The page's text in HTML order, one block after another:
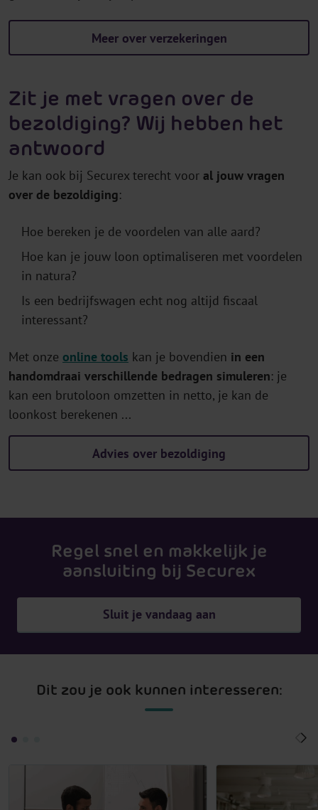
Meer over verzekeringen
Zit je met vragen over de
bezoldiging? Wij hebben het
antwoord
Je kan ook bij Securex terecht voor al jouw vragen
over de bezoldiging:
Hoe bereken je de voordelen van alle aard?
Hoe kan je jouw loon optimaliseren met voordelen
in natura?
Is een bedrijfswagen echt nog altijd fiscaal
interessant?
Met onze online tools kan je bovendien in een
handomdraai verschillende bedragen simuleren: je
kan een brutoloon omzetten in netto, je kan de
loonkost berekenen ...
Advies over bezoldiging
Regel snel en makkelijk je
aansluiting bij Securex
Sluit je vandaag aan
Dit zou je ook kunnen interesseren: